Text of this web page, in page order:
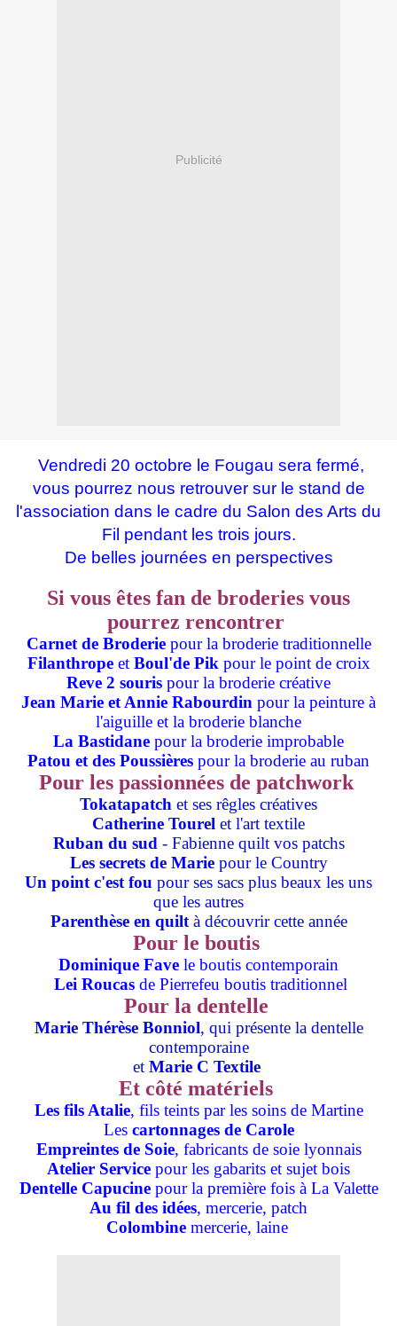
Publicité
Vendredi 20 octobre le Fougau sera fermé,
vous pourrez nous retrouver sur le stand de
l'association dans le cadre du Salon des Arts du
Fil pendant les trois jours.
De belles journées en perspectives
Si vous êtes fan de broderies vous
pourrez rencontrer
Carnet de Broderiepour la broderie traditionnelle
Filanthropeet Boul'de Pik pour le point de croix
Reve 2 souris pour la broderie créative
Jean Marie et Annie Rabourdin pour la peinture à
l'aiguille et la broderie blanche
La Bastidane pour la broderie improbable
Patou et des Poussières pour la broderie au ruban
Pour les passionnées de patchwork
Tokatapatch et ses rêgles créatives
Catherine Tourel et l'art textile
Ruban du sud - Fabienne quilt vos patchs
Les secrets de Mariepour le Country
Un point c'est fou pour ses sacs plus beaux les uns
que les autres
Parenthèse en quiltà découvrir cette année
Pour le boutis
Dominique Fave le boutis contemporain
Lei Roucas de Pierrefeu boutis traditionnel
Pour la dentelle
Marie Thérèse Bonniol, qui présente la dentelle
contemporaine
et Marie C Textile
Et côté matériels
Les fils Atalie, fils teints par les soins de Martine
Les cartonnages de Carole
Empreintes de Soie, fabricants de soie lyonnais
Atelier Service pour les gabarits et sujet bois
Dentelle Capucinepour la première fois à La Valette
Au fil des idées, mercerie, patch
Colombinemercerie, laine